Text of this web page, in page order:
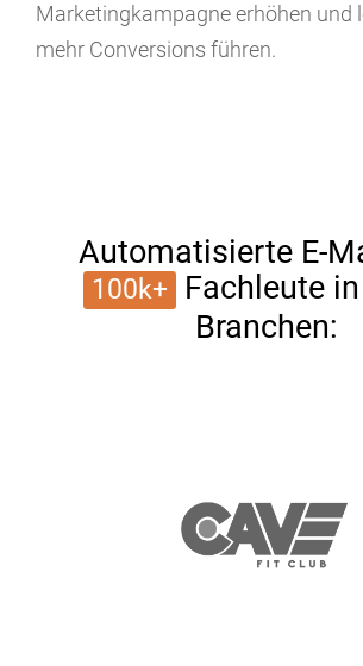
Marketingkampagne erhöhen und
mehr Conversions führen.
Automatisierte E-
100k+
Fachleute
Branchen: